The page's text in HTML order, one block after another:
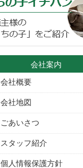
会社案内
会社概要
会社地図
ごあいさつ
スタッフ紹介
個人情報保護方針